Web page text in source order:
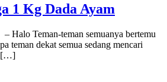
1 Kg Dada Ayam
Halo Teman-teman semuanya bertemu
teman dekat semua sedang mencari
[…]